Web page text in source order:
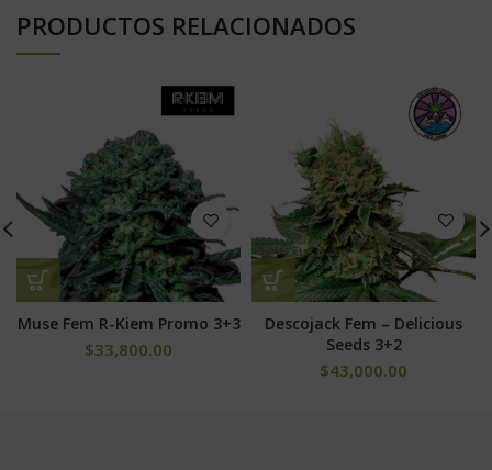
PRODUCTOS RELACIONADOS
Muse Fem R-Kiem Promo 3+3
$33,800.00
Descojack Fem – Delicious
Seeds 3+2
$43,000.00